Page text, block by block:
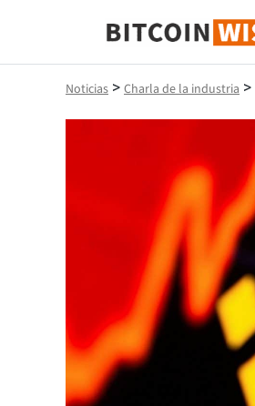
Sabiduría de Bitcoin
Noticias > Charla de la industria >